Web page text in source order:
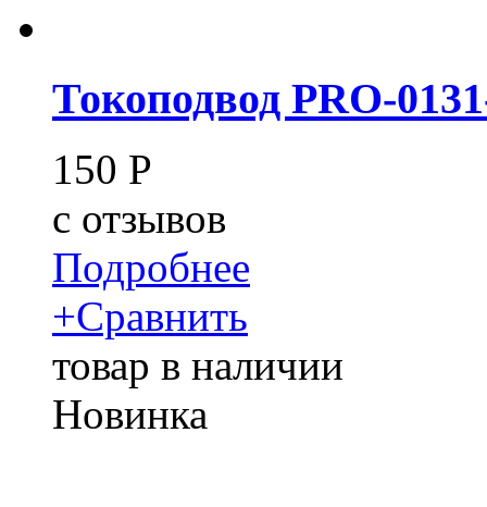
Токоподвод PRO-
150 Р
c отзывов
Подробнее
+Сравнить
товар в наличии
Новинка